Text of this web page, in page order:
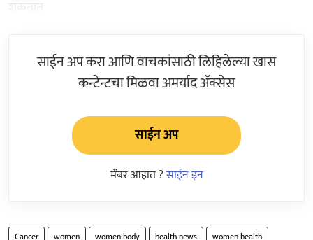
साईन अप करा आणि वाचकांसाठी लिहिलेल्या खास
कन्टेन्टचा मिळवा अमर्याद ॲक्सेस
साईन अप
मेंबर आहात ?साईन इन
Cancer women women body health news women health